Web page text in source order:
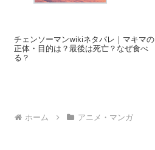
チェンソーマンwikiネタバレ｜マキマの
正体・目的は？最後は死亡？なぜ食べ
る？
ホーム アニメ・マンガ